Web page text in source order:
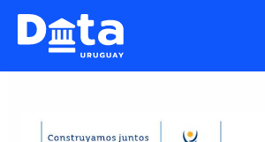
Skip
contentUruguayNatural